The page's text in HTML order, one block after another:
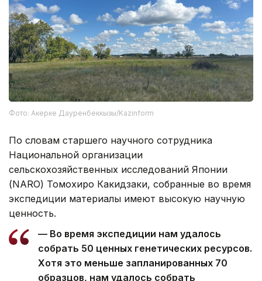
Фото: Акерке Дауренбеккызы/Kazinform
По словам старшего научного сотрудника
Национальной организации
сельскохозяйственных исследований Японии
(NARO) Томохиро Какидзаки, собранные во время
экспедиции материалы имеют высокую научную
ценность.
— Во время экспедиции нам удалось
собрать 50 ценных генетических ресурсов.
Хотя это меньше запланированных 70
образцов, нам удалось собрать